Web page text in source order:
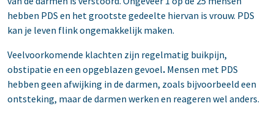
hebben PDS en het grootste gedeelte hiervan is vrouw. PDS
kan je leven flink ongemakkelijk maken.
Veelvoorkomende klachten zijn regelmatig buikpijn,
obstipatie en een opgeblazen gevoel. Mensen met PDS
hebben geen afwijking in de darmen, zoals bijvoorbeeld een
ontsteking, maar de darmen werken en reageren wel anders.